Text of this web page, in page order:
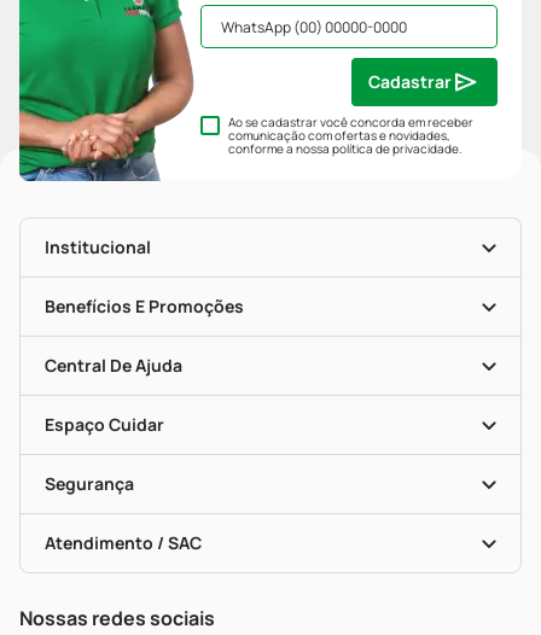
Ao se cadastrar você concorda em receber
comunicação com ofertas e novidades,
conforme a nossapolítica de privacidade.
Cadastrar
Institucional
Nossas Lojas
Mapa De Categorias
Blog Da PP
Seja Uma Loja Parceira
Benefícios E Promoções
Convênios
Programa Popular Do Brasil
Encarte De Ofertas
Dermaclub
Descontos De Laboratório (PBM)
Cupons E Ofertas
Central De Ajuda
Recompra Programada
Compras Com Receita
Alomed (tele-Entrega)
Formas De Pagamento
Troca E Devolução
Bulas De A A Z
Políticas De Marketplace
Espaço Cuidar
Serviços Farmacêuticos
Testes Rápidos
Autoteste Covid-19
Segurança
Portal Da Privacidade
Atendimento / SAC
Nossas redes sociais